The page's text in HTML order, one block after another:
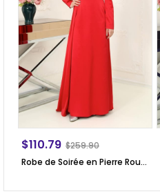
Robe de Soirée en Pierre Rouge SN64
$110.79 $259.90